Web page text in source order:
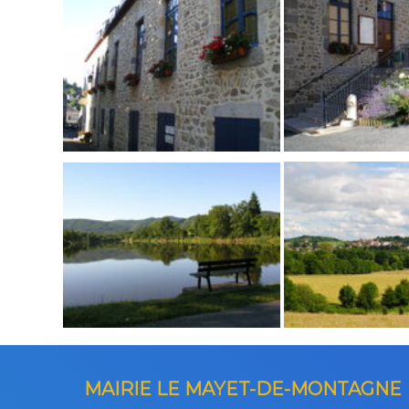
MAIRIE LE MAYET-DE-MONTAGNE